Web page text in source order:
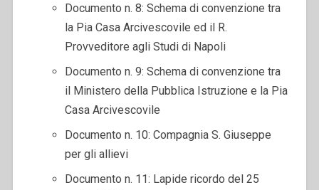
Documento n. 8: Schema di convenzione tra
la Pia Casa Arcivescovile ed il R.
Provveditore agli Studi di Napoli
Documento n. 9: Schema di convenzione tra
il Ministero della Pubblica Istruzione e la Pia
Casa Arcivescovile
Documento n. 10: Compagnia S. Giuseppe
per gli allievi
Documento n. 11: Lapide ricordo del 25